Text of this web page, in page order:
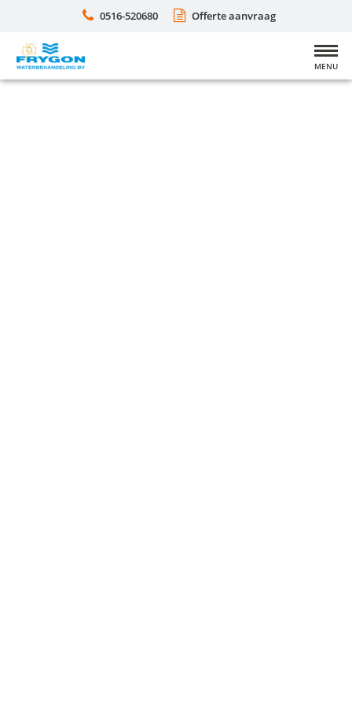
0516-520680 Offerte aanvraag
MENU